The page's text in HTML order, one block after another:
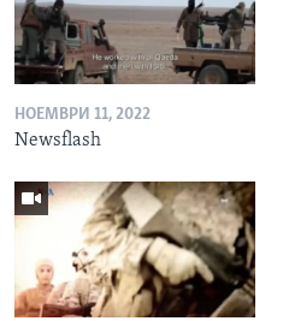
НОЕМВРИ 11, 2022
Newsflash